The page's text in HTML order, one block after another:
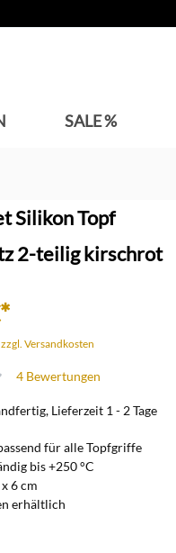
SALE %
Silikon Topf
2-teilig kirschrot
Versandkosten
4 Bewertungen
Lieferzeit 1 - 2 Tage
für alle Topfgriffe
bis +250 °C
6 cm
erhältlich